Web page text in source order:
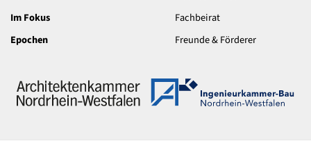
Im Fokus
Epochen
Fachbeirat
Freunde & Förderer